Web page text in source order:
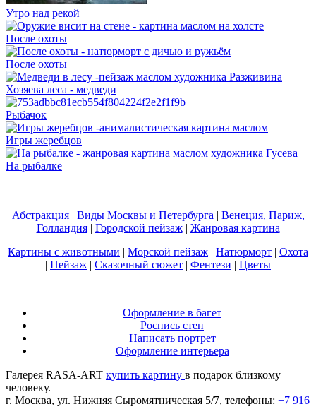
Утро над рекой
После охоты
После охоты
Хозяева леса - медведи
Рыбачок
Игры жеребцов
На рыбалке
Абстракция| Виды Москвы и Петербурга | Венеция, Париж,
Голландия| Городской пейзаж| Жанровая картина
Картины с животными | Морской пейзаж | Натюрморт | Охота
| Пейзаж | Сказочный сюжет | Фентези | Цветы
Оформление в багет
Роспись стен
Написать портрет
Оформление интерьера
Галерея RASA-ART купить картину в подарок близкому
человеку.
г. Москва, ул. Нижняя Сыромятническая 5/7, телефоны: +7 916